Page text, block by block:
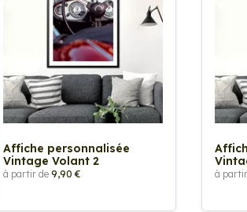
Affiche personnalisée
Vintage Volant 2
à partir de 9,90 € à